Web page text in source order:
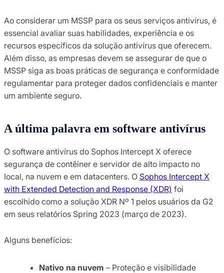
Ao considerar um MSSP para os seus serviços antivírus, é
essencial avaliar suas habilidades, experiência e os
recursos específicos da solução antivírus que oferecem.
Além disso, as empresas devem se assegurar de que o
MSSP siga as boas práticas de segurança e conformidade
regulamentar para proteger dados confidenciais e manter
um ambiente seguro.
A última palavra em software antivírus
O software antivírus do Sophos Intercept X oferece
segurança de contêiner e servidor de alto impacto no
local, na nuvem e em datacenters. O Sophos Intercept X
with Extended Detection and Response (XDR) foi
escolhido como a solução XDR Nº 1 pelos usuários da G2
em seus relatórios Spring 2023 (março de 2023).
Alguns benefícios:
Nativo na nuvem – Proteção e visibilidade